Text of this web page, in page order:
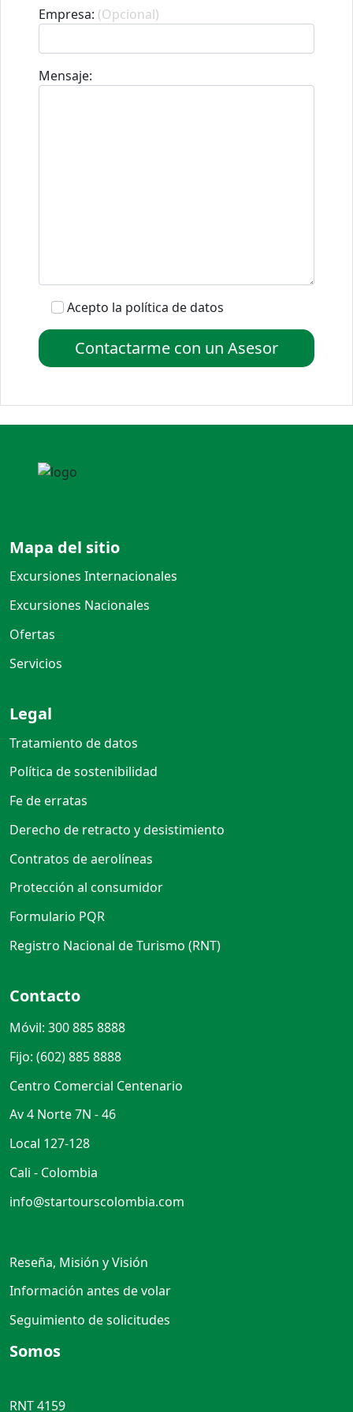
Empresa: (Opcional)
Mensaje:
Acepto la política de datos
Mapa del sitio
Excursiones Internacionales
Excursiones Nacionales
Ofertas
Servicios
Legal
Tratamiento de datos
Política de sostenibilidad
Fe de erratas
Derecho de retracto y desistimiento
Contratos de aerolíneas
Protección al consumidor
Formulario PQR
Registro Nacional de Turismo (RNT)
Contacto
Móvil: 300 885 8888
Fijo: (602) 885 8888
Centro Comercial Centenario
Av 4 Norte 7N - 46
Local 127-128
Cali - Colombia
info@startourscolombia.com
Reseña, Misión y Visión
Información antes de volar
Seguimiento de solicitudes
Somos
RNT 4159